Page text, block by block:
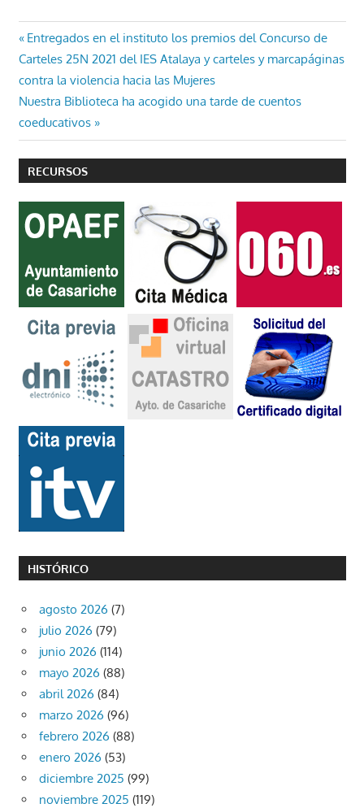
Navegación
de
entradas
Entrada
anterior:
Entregados en el instituto los premios del Concurso de
Carteles 25N 2021 del IES Atalaya y carteles y marcapáginas
contra la violencia hacia las Mujeres
Entrada
siguiente:
Nuestra Biblioteca ha acogido una tarde de cuentos
coeducativos
RECURSOS
HISTÓRICO
agosto 2026 (7)
julio 2026 (79)
junio 2026 (114)
mayo 2026 (88)
abril 2026 (84)
marzo 2026 (96)
febrero 2026 (88)
enero 2026 (53)
diciembre 2025 (99)
noviembre 2025 (119)